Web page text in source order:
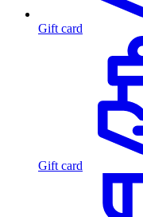
Gift card
Gift card